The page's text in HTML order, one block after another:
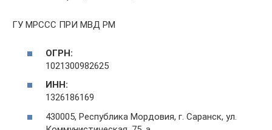
ГУ МРССС ПРИ МВД РМ
ОГРН:
1021300982625
ИНН:
1326186169
430005, Республика Мордовия, г. Саранск, ул.